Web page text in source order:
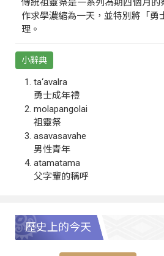
傳統祖靈祭是一系列為期四個月
作求學濃縮為一天，並特別將「勇
理。
小辭典
ta‘avalra
勇士成年禮
molapangolai
祖靈祭
asavasavahe
男性青年
atamatama
父字輩的稱呼
歷史上的今天